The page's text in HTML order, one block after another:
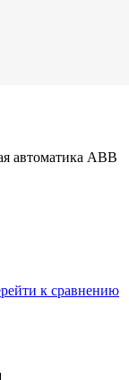
автоматика ABB
к сравнению